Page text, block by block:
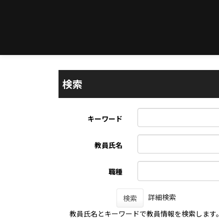
検索
キーワード
教員氏名
職種
検索
詳細検索
教員氏名とキーワードで教員情報を検索します。